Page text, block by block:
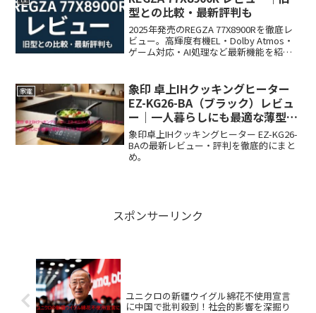
型との比較・最新評判も
2025年発売のREGZA 77X8900Rを徹底レ
ビュー。高輝度有機EL・Dolby Atmos・
ゲーム対応・AI処理など最新機能を紹
家電
象印 卓上IHクッキングヒーター
EZ-KG26-BA（ブラック）レビュ
ー｜一人暮らしにも最適な薄型デ
ザインと多機能性
象印卓上IHクッキングヒーター EZ-KG26-
BAの最新レビュー・評判を徹底的にまと
め。
スポンサーリンク
ユニクロの新疆ウイグル綿花不使用宣言
に中国で批判殺到！社会的影響を深掘り